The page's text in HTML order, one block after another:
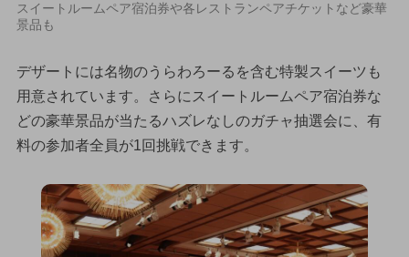
スイートルームペア宿泊券や各レストランペアチケットなど豪華
景品も
デザートには名物のうらわろーるを含む特製スイーツも
用意されています。さらにスイートルームペア宿泊券な
どの豪華景品が当たるハズレなしのガチャ抽選会に、有
料の参加者全員が1回挑戦できます。